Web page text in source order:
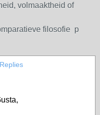
volmaaktheid of
filosofie p